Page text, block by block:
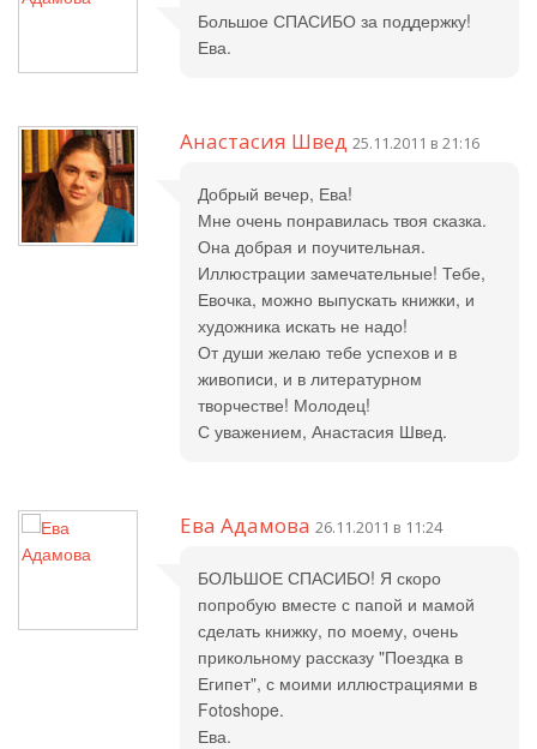
Большое СПАСИБО за поддержку!
Ева.
Анастасия Швед 25.11.2011 в 21:16
Добрый вечер, Ева!
Мне очень понравилась твоя сказка.
Она добрая и поучительная.
Иллюстрации замечательные! Тебе,
Евочка, можно выпускать книжки, и
художника искать не надо!
От души желаю тебе успехов и в
живописи, и в литературном
творчестве! Молодец!
С уважением, Анастасия Швед.
Ева Адамова 26.11.2011 в 11:24
БОЛЬШОЕ СПАСИБО! Я скоро
попробую вместе с папой и мамой
сделать книжку, по моему, очень
прикольному рассказу "Поездка в
Египет", с моими иллюстрациями в
Fotoshope.
Ева.